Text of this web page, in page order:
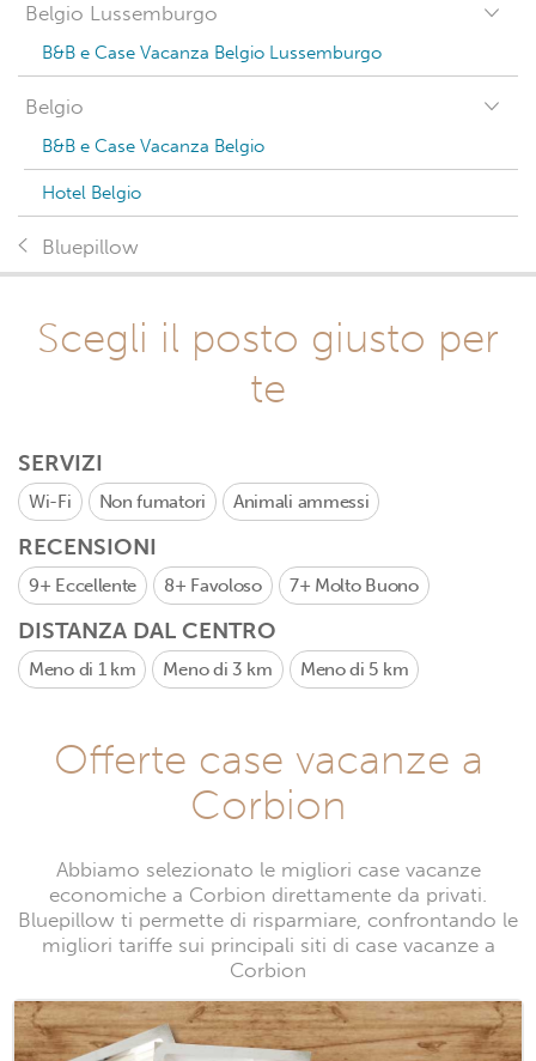
Belgio Lussemburgo
B&B e Case Vacanza Belgio Lussemburgo
Belgio
B&B e Case Vacanza Belgio
Hotel Belgio
Bluepillow
Scegli il posto giusto per
te
SERVIZI
Wi-Fi Non fumatori Animali ammessi
RECENSIONI
9+ Eccellente 8+ Favoloso 7+ Molto Buono
DISTANZA DAL CENTRO
Meno di 1 km Meno di 3 km Meno di 5 km
Offerte case vacanze a
Corbion
Abbiamo selezionato le migliori case vacanze
economiche a Corbion direttamente da privati.
Bluepillow ti permette di risparmiare, confrontando le
migliori tariffe sui principali siti di case vacanze a
Corbion